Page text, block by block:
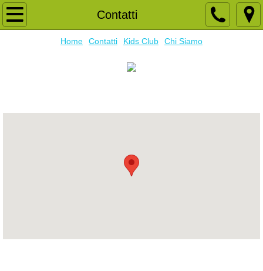
Contatti
Home
Chi SiamoHome Contatti Kids Club Chi Siamo